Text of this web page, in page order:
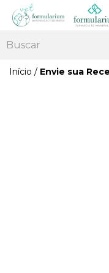
Início / Envie sua